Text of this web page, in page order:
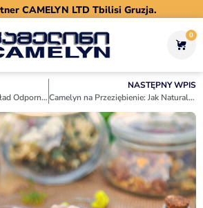
CAMELYN LTD Tbilisi Gruzja.
0
Jak Camelyn Wzmacnia Układ Odpornościowy? Przegląd Naukowy
NASTĘPNY WPIS
Camelyn na Przeziębienie: Jak Naturalny Suplement Wzmacnia Odporność Jesienią